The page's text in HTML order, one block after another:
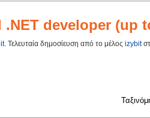
.NET developer (up
. Τελευταία δημοσίευση από το μέλος izybit